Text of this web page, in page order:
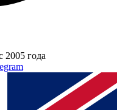
2005 года